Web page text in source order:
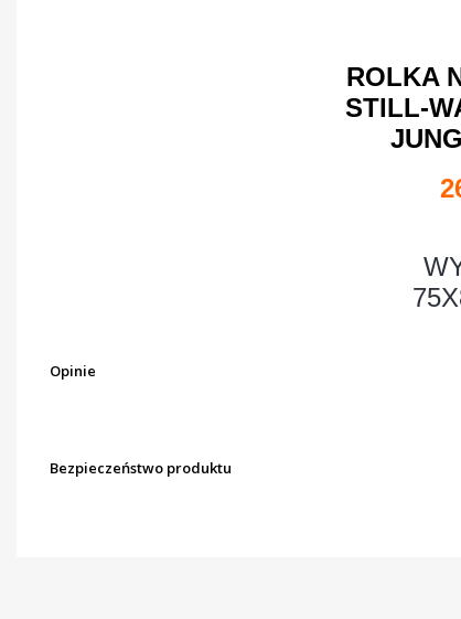
ROLKA
STILL-
Opinie
Bezpieczeństwo produktu